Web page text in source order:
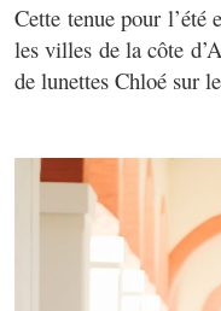
Cette tenue pour l’été
les villes de la côte
de lunettes Chloé sur